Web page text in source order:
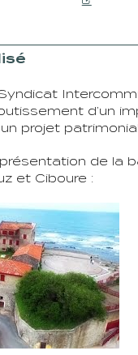
d’un
projet
de la
et Ciboure :